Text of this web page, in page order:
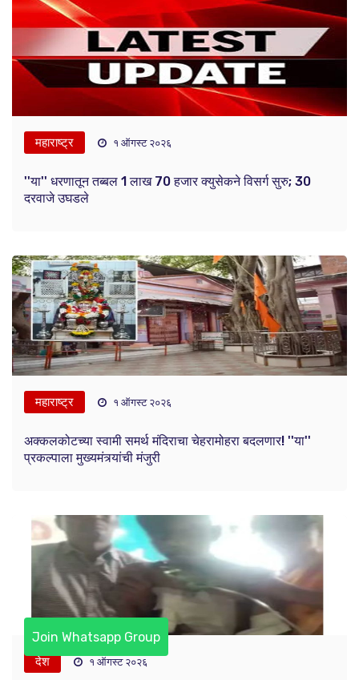
महाराष्ट्र १ ऑगस्ट २०२६
''या'' धरणातून तब्बल 1 लाख 70 हजार क्युसेकने विसर्ग सुरु; 30
दरवाजे उघडले
महाराष्ट्र १ ऑगस्ट २०२६
अक्कलकोटच्या स्वामी समर्थ मंदिराचा चेहरामोहरा बदलणार! ''या''
प्रकल्पाला मुख्यमंत्र्यांची मंजुरी
देश १ ऑगस्ट २०२६
Join Whatsapp Group